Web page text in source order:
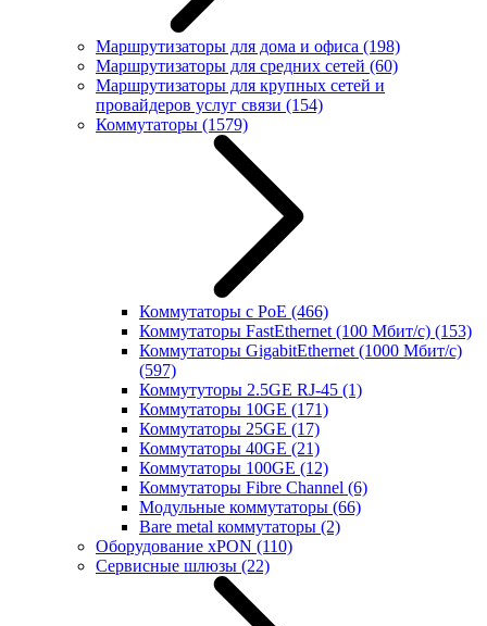
Маршрутизаторы для дома и офиса (198)
Маршрутизаторы для средних сетей (60)
Маршрутизаторы для крупных сетей и
провайдеров услуг связи (154)
Коммутаторы (1579)
Коммутаторы с PoE (466)
Коммутаторы FastEthernet (100 Мбит/с) (153)
Коммутаторы GigabitEthernet (1000 Мбит/с)
(597)
Коммутуторы 2.5GE RJ-45 (1)
Коммутаторы 10GE (171)
Коммутаторы 25GE (17)
Коммутаторы 40GE (21)
Коммутаторы 100GE (12)
Коммутаторы Fibre Channel (6)
Модульные коммутаторы (66)
Bare metal коммутаторы (2)
Оборудование xPON (110)
Сервисные шлюзы (22)